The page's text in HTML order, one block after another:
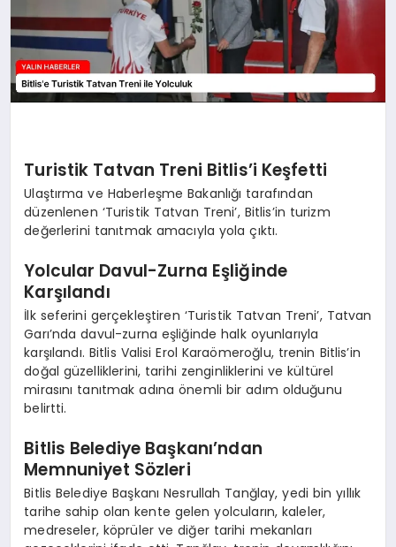
Turistik Tatvan Treni Bitlis’i Keşfetti
Ulaştırma ve Haberleşme Bakanlığı tarafından
düzenlenen ‘Turistik Tatvan Treni’, Bitlis’in turizm
değerlerini tanıtmak amacıyla yola çıktı.
Yolcular Davul-Zurna Eşliğinde
Karşılandı
İlk seferini gerçekleştiren ‘Turistik Tatvan Treni’, Tatvan
Garı’nda davul-zurna eşliğinde halk oyunlarıyla
karşılandı. Bitlis Valisi Erol Karaömeroğlu, trenin Bitlis’in
doğal güzelliklerini, tarihi zenginliklerini ve kültürel
mirasını tanıtmak adına önemli bir adım olduğunu
belirtti.
Bitlis Belediye Başkanı’ndan
Memnuniyet Sözleri
Bitlis Belediye Başkanı Nesrullah Tanğlay, yedi bin yıllık
tarihe sahip olan kente gelen yolcuların, kaleler,
medreseler, köprüler ve diğer tarihi mekanları